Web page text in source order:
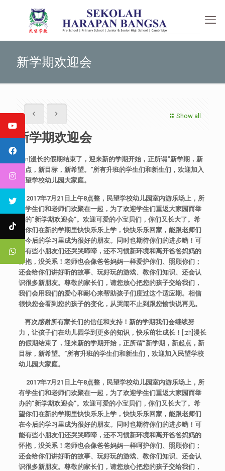
新学期欢迎会
Show all
新学期欢迎会
[:en] 漫长的假期结束了，迎来新的学期开始，正所谓“新学期，新
起点，新目标，新希望。”所有升班的学生们和新生们，欢迎加入
民望学校幼儿园大家庭。
2017年7月21日上午8点整，民望学校幼儿园室内游乐场上，所
有学生们和老师们欢聚在一起，为了欢迎学生们重返大家园而举
办的“新学期欢迎会”。欢迎可爱的小宝贝们，你们又长大了。希
望你们在新的学期里快快乐乐上学，快快乐乐回家，能跟老师们
在今后的学习里成为很好的朋友。同时也期待你们的进步哟！可
能有些小朋友们还哭哭啼啼，还不习惯新环境和离开爸爸妈妈的
怀抱，没关系！老师也会像爸爸妈妈一样爱护你们、照顾你们；
还会给你们讲好听的故事、玩好玩的游戏、教你们知识、还会认
识很多新朋友。尊敬的家长们，请您放心把您的孩子交给我们，
我们会用我们的爱心和耐心来帮助孩子们度过这个适应期。相信
很快您会看到您的孩子的变化，从哭闹不止到跟您愉快说再见。
再次感谢所有家长们的信任和支持！新的学期我们会继续努
力，让孩子们在幼儿园学到更多的知识，快乐茁壮成长！ [:zh] 漫长
的假期结束了，迎来新的学期开始，正所谓“新学期，新起点，新
目标，新希望。”所有升班的学生们和新生们，欢迎加入民望学校
幼儿园大家庭。
2017年7月21日上午8点整，民望学校幼儿园室内游乐场上，所
有学生们和老师们欢聚在一起，为了欢迎学生们重返大家园而举
办的“新学期欢迎会”。欢迎可爱的小宝贝们，你们又长大了。希
望你们在新的学期里快快乐乐上学，快快乐乐回家，能跟老师们
在今后的学习里成为很好的朋友。同时也期待你们的进步哟！可
能有些小朋友们还哭哭啼啼，还不习惯新环境和离开爸爸妈妈的
怀抱，没关系！老师也会像爸爸妈妈一样呵护你们、照顾你们；
还会给你们讲好听的故事、玩好玩的游戏、教你们知识、还会认
识很多新朋友。尊敬的家长们，请您放心把您的孩子交给我们，